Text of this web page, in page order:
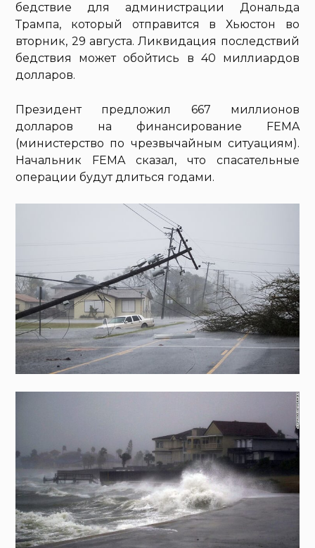
бедствие для администрации Дональда
Трампа, который отправится в Хьюстон во
вторник, 29 августа. Ликвидация последствий
бедствия может обойтись в 40 миллиардов
долларов.
Президент предложил 667 миллионов
долларов на финансирование FEMA
(министерство по чрезвычайным ситуациям).
Начальник FEMA сказал, что спасательные
операции будут длиться годами.